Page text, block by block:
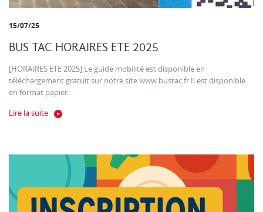
15/07/25
BUS TAC HORAIRES ETE 2025
[HORAIRES ETE 2025] Le guide mobilité est disponible en
téléchargement gratuit sur notre site www.bustac.fr Il est disponible
en format papier...
Lire la suite